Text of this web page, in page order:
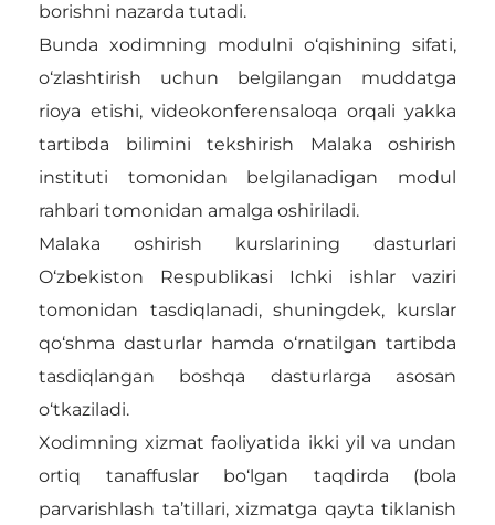
borishni nazarda tutadi.
Bunda xodimning modulni o‘qishining sifati,
o‘zlashtirish uchun belgilangan muddatga
rioya etishi, videokonferensaloqa orqali yakka
tartibda bilimini tekshirish Malaka oshirish
instituti tomonidan belgilanadigan modul
rahbari tomonidan amalga oshiriladi.
Malaka oshirish kurslarining dasturlari
O‘zbekiston Respublikasi Ichki ishlar vaziri
tomonidan tasdiqlanadi, shuningdek, kurslar
qo‘shma dasturlar hamda o‘rnatilgan tartibda
tasdiqlangan boshqa dasturlarga asosan
o‘tkaziladi.
Xodimning xizmat faoliyatida ikki yil va undan
ortiq tanaffuslar bo‘lgan taqdirda (bola
parvarishlash ta’tillari, xizmatga qayta tiklanish